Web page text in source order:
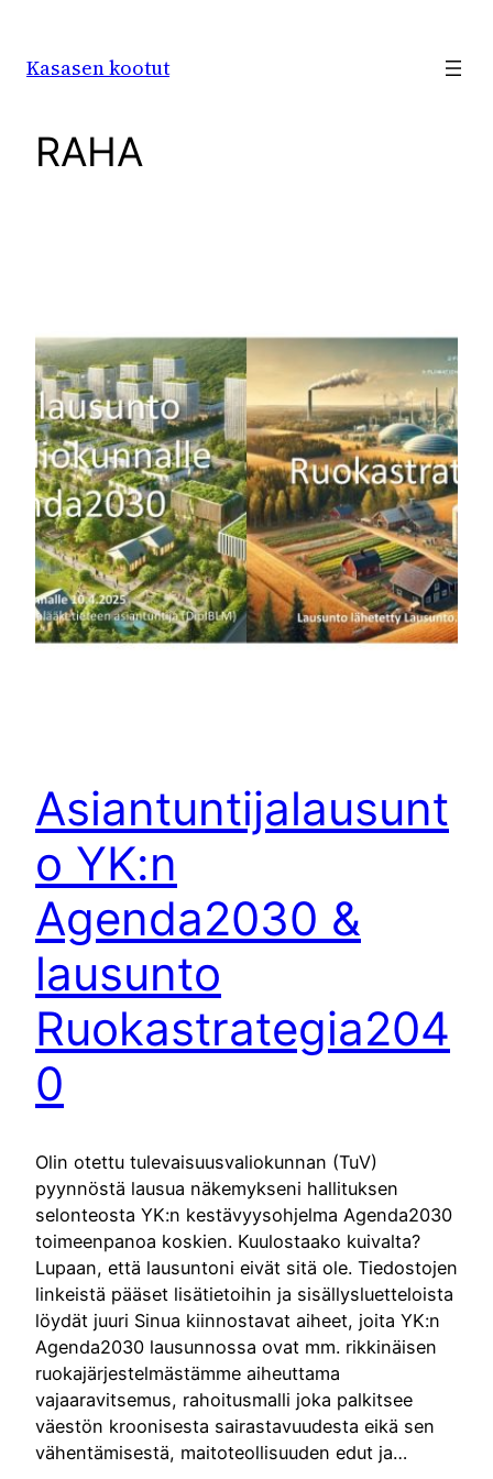
Kasasen kootut
RAHA
Asiantuntijalausunt
o YK:n
Agenda2030 &
lausunto
Ruokastrategia204
0
Olin otettu tulevaisuusvaliokunnan (TuV)
pyynnöstä lausua näkemykseni hallituksen
selonteosta YK:n kestävyysohjelma Agenda2030
toimeenpanoa koskien. Kuulostaako kuivalta?
Lupaan, että lausuntoni eivät sitä ole. Tiedostojen
linkeistä pääset lisätietoihin ja sisällysluetteloista
löydät juuri Sinua kiinnostavat aiheet, joita YK:n
Agenda2030 lausunnossa ovat mm. rikkinäisen
ruokajärjestelmästämme aiheuttama
vajaaravitsemus, rahoitusmalli joka palkitsee
väestön kroonisesta sairastavuudesta eikä sen
vähentämisestä, maitoteollisuuden edut ja…